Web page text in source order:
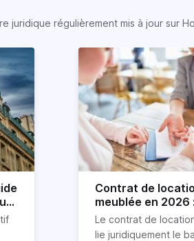
régulièrement mis à jour sur
Contrat de
meublée en 2026
détaillé !
Le contrat de
lie juridiquement le